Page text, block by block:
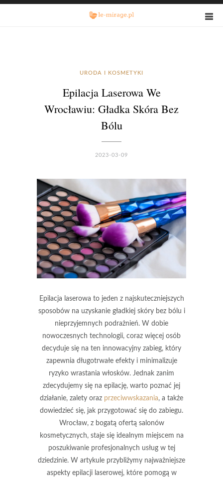
URODA I KOSMETYKI
Epilacja Laserowa We
Wrocławiu: Gładka Skóra Bez
Bólu
2023-03-09
Epilacja laserowa to jeden z najskuteczniejszych
sposobów na uzyskanie gładkiej skóry bez bólu i
nieprzyjemnych podrażnień. W dobie
nowoczesnych technologii, coraz więcej osób
decyduje się na ten innowacyjny zabieg, który
zapewnia długotrwałe efekty i minimalizuje
ryzyko wrastania włosków. Jednak zanim
zdecydujemy się na epilację, warto poznać jej
działanie, zalety oraz przeciwwskazania, a także
dowiedzieć się, jak przygotować się do zabiegu.
Wrocław, z bogatą ofertą salonów
kosmetycznych, staje się idealnym miejscem na
poszukiwanie profesjonalnych usług w tej
dziedzinie. W artykule przybliżymy najważniejsze
aspekty epilacji laserowej, które pomogą w